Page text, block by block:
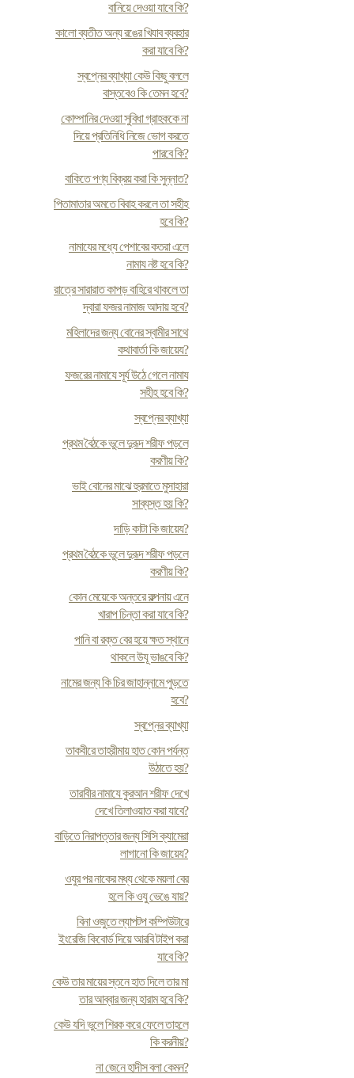
বানিয়ে দেওয়া যাবে কি?
কালো ব্যতীত অন্য রঙের খিযাব ব্যবহার
করা যাবে কি?
স্বপ্নের ব্যাখ্যা কেউ কিছু বললে
বাস্তবেও কি তেমন হবে?
কোম্পানির দেওয়া সুবিধা গ্রাহককে না
দিয়ে প্রতিনিধি নিজে ভোগ করতে
পারবে কি?
বাকিতে পণ্য বিক্রয় করা কি সুন্নাত?
পিতামাতার অমতে বিবাহ করলে তা সহীহ
হবে কি?
নামাযের মধ্যে পেশাবের কতরা এলে
নামায নষ্ট হবে কি?
রাত্রে সারারাত কাপড় বাহিরে থাকলে তা
দ্বারা ফজর নামাজ আদায় হবে?
মহিলাদের জন্য বোনের স্বামীর সাথে
কথাবার্তা কি জায়েয?
ফজরের নামাযে সূর্য উঠে গেলে নামায
সহীহ হবে কি?
স্বপ্নের ব্যাখ্যা
প্রথম বৈঠকে ভুলে দুরূদ শরীফ পড়লে
করণীয় কি?
ভাই বোনের মাঝে হুরমাতে মুসাহারা
সাব্যস্ত হয় কি?
দাড়ি কাটা কি জায়েয?
প্রথম বৈঠকে ভুলে দুরূদ শরীফ পড়লে
করণীয় কি?
কোন মেয়েকে অন্তরে কল্পনায় এনে
খারাপ চিন্তা করা যাবে কি?
পানি বা রক্ত বের হয়ে ক্ষত স্থানে
থাকলে উযূ ভাঙবে কি?
নামের জন্য কি চির জাহান্নামে পুড়তে
হবে?
স্বপ্নের ব্যাখ্যা
তাকবীরে তাহরীমায় হাত কোন পর্যন্ত
উঠাতে হয়?
তারাবীর নামাযে কুরআন শরীফ দেখে
দেখে তিলাওয়াত করা যাবে?
বাড়িতে নিরাপত্তার জন্য সিসি ক্যামেরা
লাগানো কি জায়েয?
ওযুর পর নাকের মধ্য থেকে ময়লা বের
হলে কি ওযু ভেঙে যায়?
বিনা ওজুতে ল্যাপটপ কম্পিউটারে
ইংরেজি কিবোর্ড দিয়ে আরবি টাইপ করা
যাবে কি?
কেউ তার মায়ের স্তনে হাত দিলে তার মা
তার আব্বার জন্য হারাম হবে কি?
কেউ যদি ভুলে শিরক করে ফেলে তাহলে
কি করনীয়?
না জেনে হাদীস বলা কেমন?